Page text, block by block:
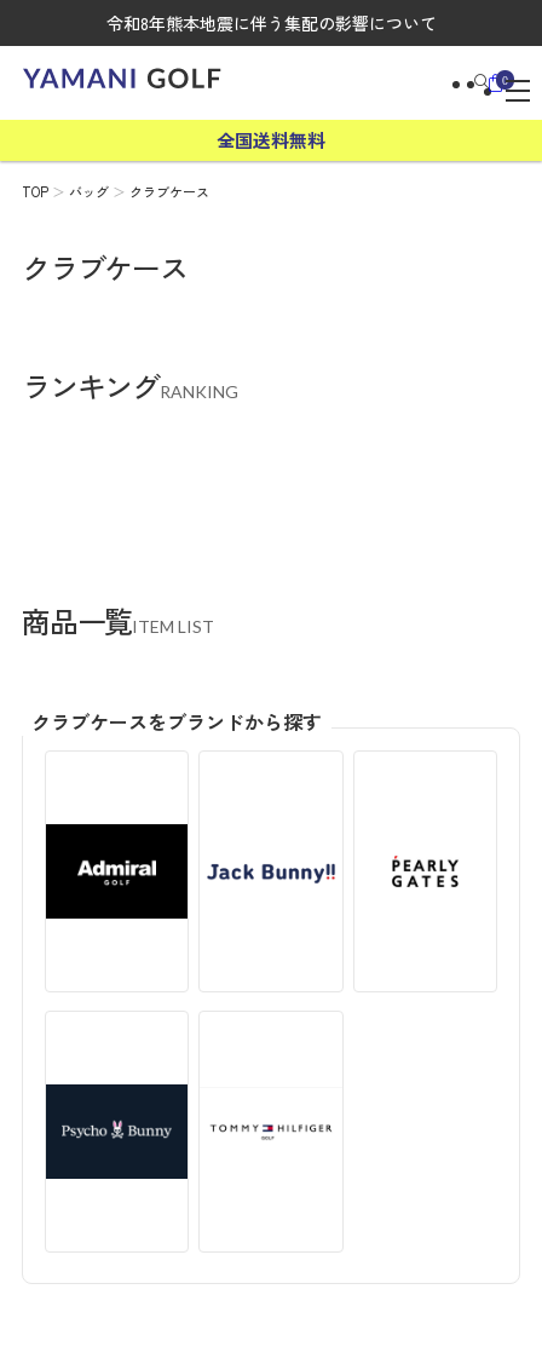
令和8年熊本地震に伴う集配の影響について
0
全国送料無料
TOP バッグ クラブケース
クラブケース
ランキングRANKING
商品一覧ITEM LIST
クラブケースをブランドから探す